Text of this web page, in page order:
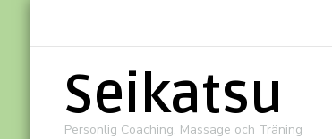
Seikatsu
Personlig Coaching, Massage och Träning